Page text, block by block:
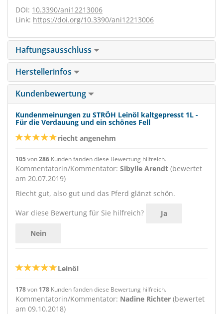
DOI: 10.3390/ani12213006
Link: https://doi.org/10.3390/ani12213006
Haftungsausschluss
Herstellerinfos
Kundenbewertung
Kundenmeinungen zu STRÖH Leinöl kaltgepresst 1L -
Für die Verdauung und ein schönes Fell
riecht angenehm
105von286 Kunden fanden diese Bewertung hilfreich.
Kommentatorin/Kommentator: Sibylle Arendt (bewertet
am 20.07.2019)
Riecht gut, also gut und das Pferd glänzt schön.
War diese Bewertung für Sie hilfreich? Ja
Nein
Leinöl
178von 178 Kunden fanden diese Bewertung hilfreich.
Kommentatorin/Kommentator: Nadine Richter (bewertet
am 09.10.2018)